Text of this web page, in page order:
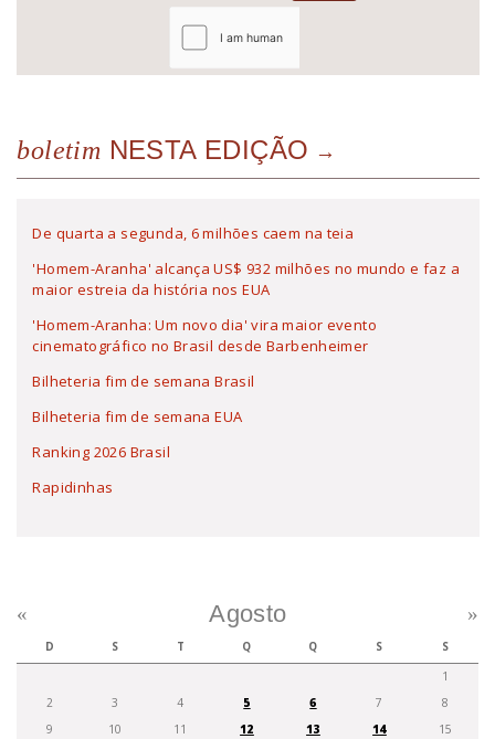
boletim NESTA EDIÇÃO
De quarta a segunda, 6 milhões caem na teia
'Homem-Aranha' alcança US$ 932 milhões no mundo e faz a
maior estreia da história nos EUA
'Homem-Aranha: Um novo dia' vira maior evento
cinematográfico no Brasil desde Barbenheimer
Bilheteria fim de semana Brasil
Bilheteria fim de semana EUA
Ranking 2026 Brasil
Rapidinhas
Agosto
« »
D S T Q Q S
S
1
2
3 4 5 6 7
8
9
10 11 12 13 14
15